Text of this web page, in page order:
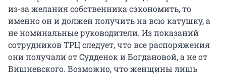
из-за желания собственника сэкономить, то
именно он и должен получить на всю катушку, а
не номинальные руководители. Из показаний
сотрудников ТРЦ следует, что все распоряжения
они получали от Судденок и Богдановой, а не от
Вишневского. Возможно, что женщины лишь